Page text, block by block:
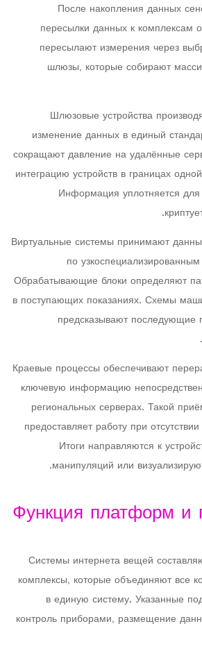
После накопления данных
пересылки данных к комплексам
пересылают измерения через
шлюзы, которые собирают
Шлюзовые устройства
изменение данных в единый
сокращают давление на удалённые
интеграцию устройств в границах
Информация уплотняется
Виртуальные системы принимают
по
Обрабатывающие блоки определяют
в поступающих показаниях. Схемы
предсказывают последующие
Краевые процессы обеспечивают
ключевую информацию
региональных серверах. Такой
предоставляет работу при
Итоги направляются к
манипуляций или
Функция платформ и
Системы интернета вещей
комплексы, которые объединяют все
в единую систему. Указанные
контроль приборами, размещение